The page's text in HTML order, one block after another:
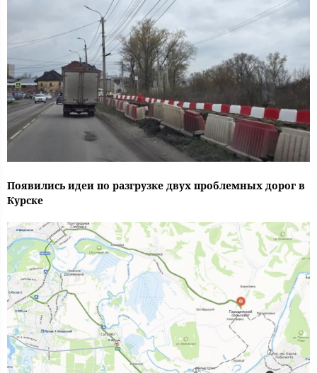
Появились идеи по разгрузке двух проблемных дорог в
Курске